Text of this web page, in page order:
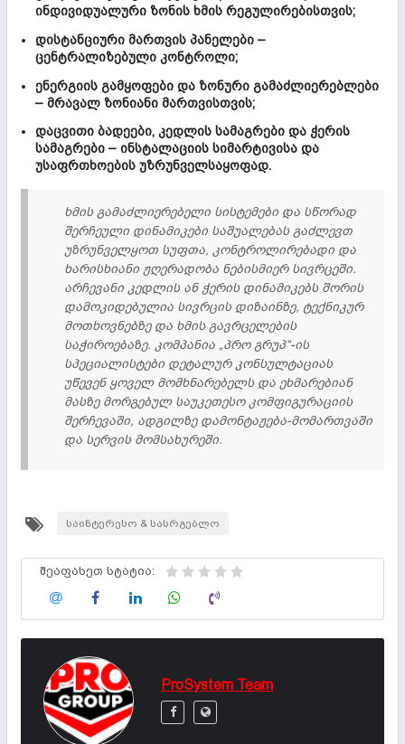
ინდივიდუალური ზონის ხმის რეგულირებისთვის;
დისტანციური მართვის პანელები –
ცენტრალიზებული კონტროლი;
ენერგიის გამყოფები და ზონური გამაძლიერებლები
– მრავალ ზონიანი მართვისთვის;
დაცვითი ბადეები, კედლის სამაგრები და ჭერის
სამაგრები – ინსტალაციის სიმარტივისა და
უსაფრთხოების უზრუნველსაყოფად.
ხმის გამაძლიერებელი სისტემები და სწორად
შერჩეული დინამიკები საშუალებას გაძლევთ
უზრუნველყოთ სუფთა, კონტროლირებადი და
ხარისხიანი ჟღერადობა ნებისმიერ სივრცეში.
არჩევანი კედლის ან ჭერის დინამიკებს შორის
დამოკიდებულია სივრცის დიზაინზე, ტექნიკურ
მოთხოვნებზე და ხმის გავრცელების
საჭიროებაზე. კომპანია „პრო გრუპ“-ის
სპეციალისტები დეტალურ კონსულტაციას
უწევენ ყოველ მომხნარებელს და ეხმარებიან
მასზე მორგებულ საუკეთესო კომფიგურაციის
შერჩევაში, ადგილზე დამონტაჟება-მომართვაში
და სერვის მომსახურეში.
საინტერესო & სასრგებლო
შეაფასეთ სტატია:
ProSystem Team